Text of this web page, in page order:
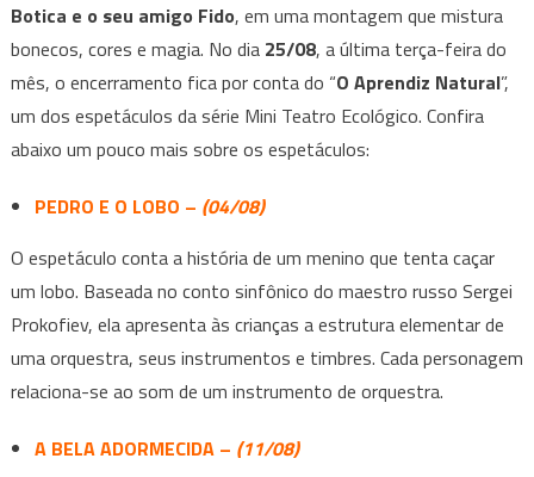
Botica e o seu amigo Fido, em uma montagem que mistura
bonecos, cores e magia. No dia 25/08, a última terça-feira do
mês, o encerramento fica por conta do “O Aprendiz Natural”,
um dos espetáculos da série Mini Teatro Ecológico. Confira
abaixo um pouco mais sobre os espetáculos:
PEDRO E O LOBO – (04/08)
O espetáculo conta a história de um menino que tenta caçar
um lobo. Baseada no conto sinfônico do maestro russo Sergei
Prokofiev, ela apresenta às crianças a estrutura elementar de
uma orquestra, seus instrumentos e timbres. Cada personagem
relaciona-se ao som de um instrumento de orquestra.
A BELA ADORMECIDA – (11/08)